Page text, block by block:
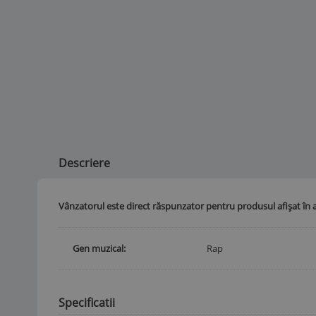
Descriere
Vânzatorul este direct răspunzator pentru produsul afișat în
Gen muzical Rap
Specificatii